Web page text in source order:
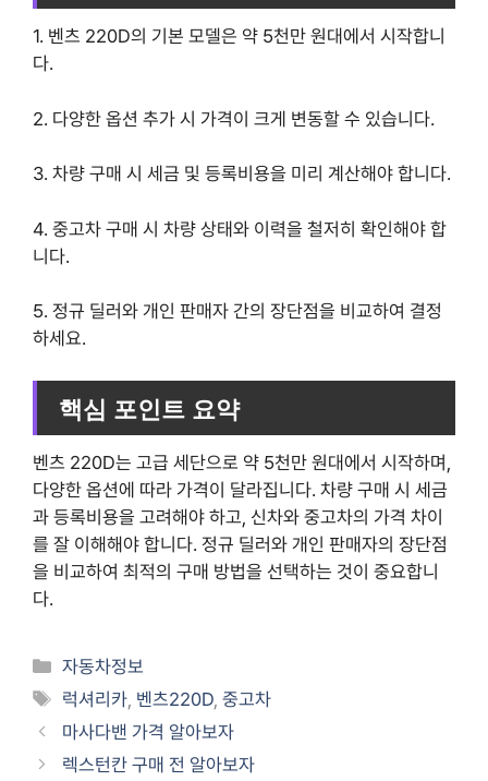
1. 벤츠 220D의 기본 모델은 약 5천만 원대에서 시작합니
다.
2. 다양한 옵션 추가 시 가격이 크게 변동할 수 있습니다.
3. 차량 구매 시 세금 및 등록비용을 미리 계산해야 합니다.
4. 중고차 구매 시 차량 상태와 이력을 철저히 확인해야 합
니다.
5. 정규 딜러와 개인 판매자 간의 장단점을 비교하여 결정
하세요.
핵심 포인트 요약
벤츠 220D는 고급 세단으로 약 5천만 원대에서 시작하며,
다양한 옵션에 따라 가격이 달라집니다. 차량 구매 시 세금
과 등록비용을 고려해야 하고, 신차와 중고차의 가격 차이
를 잘 이해해야 합니다. 정규 딜러와 개인 판매자의 장단점
을 비교하여 최적의 구매 방법을 선택하는 것이 중요합니
다.
Categories
자동차정보
Tags
럭셔리카 벤츠220D ,중고차
마사다밴 가격 알아보자
렉스턴칸 구매 전 알아보자